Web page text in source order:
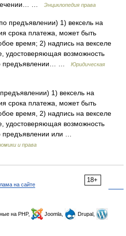
…
Энциклопедия права
предъявлении) 1) вексель на
срока платежа, может быть
время; 2) надпись на векселе
удостоверяющая возможность
предъявлении… …
Юридическая
1) вексель на
срока платежа, может быть
время, 2) надпись на векселе
удостоверяющая возможность
предъявлении или …
и права
18+
на сайте
на PHP, Joomla,
Drupal,